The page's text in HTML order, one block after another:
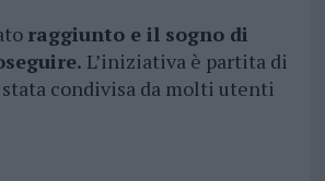
raggiunto e il sogno di
L’iniziativa è partita di
stata condivisa da molti utenti